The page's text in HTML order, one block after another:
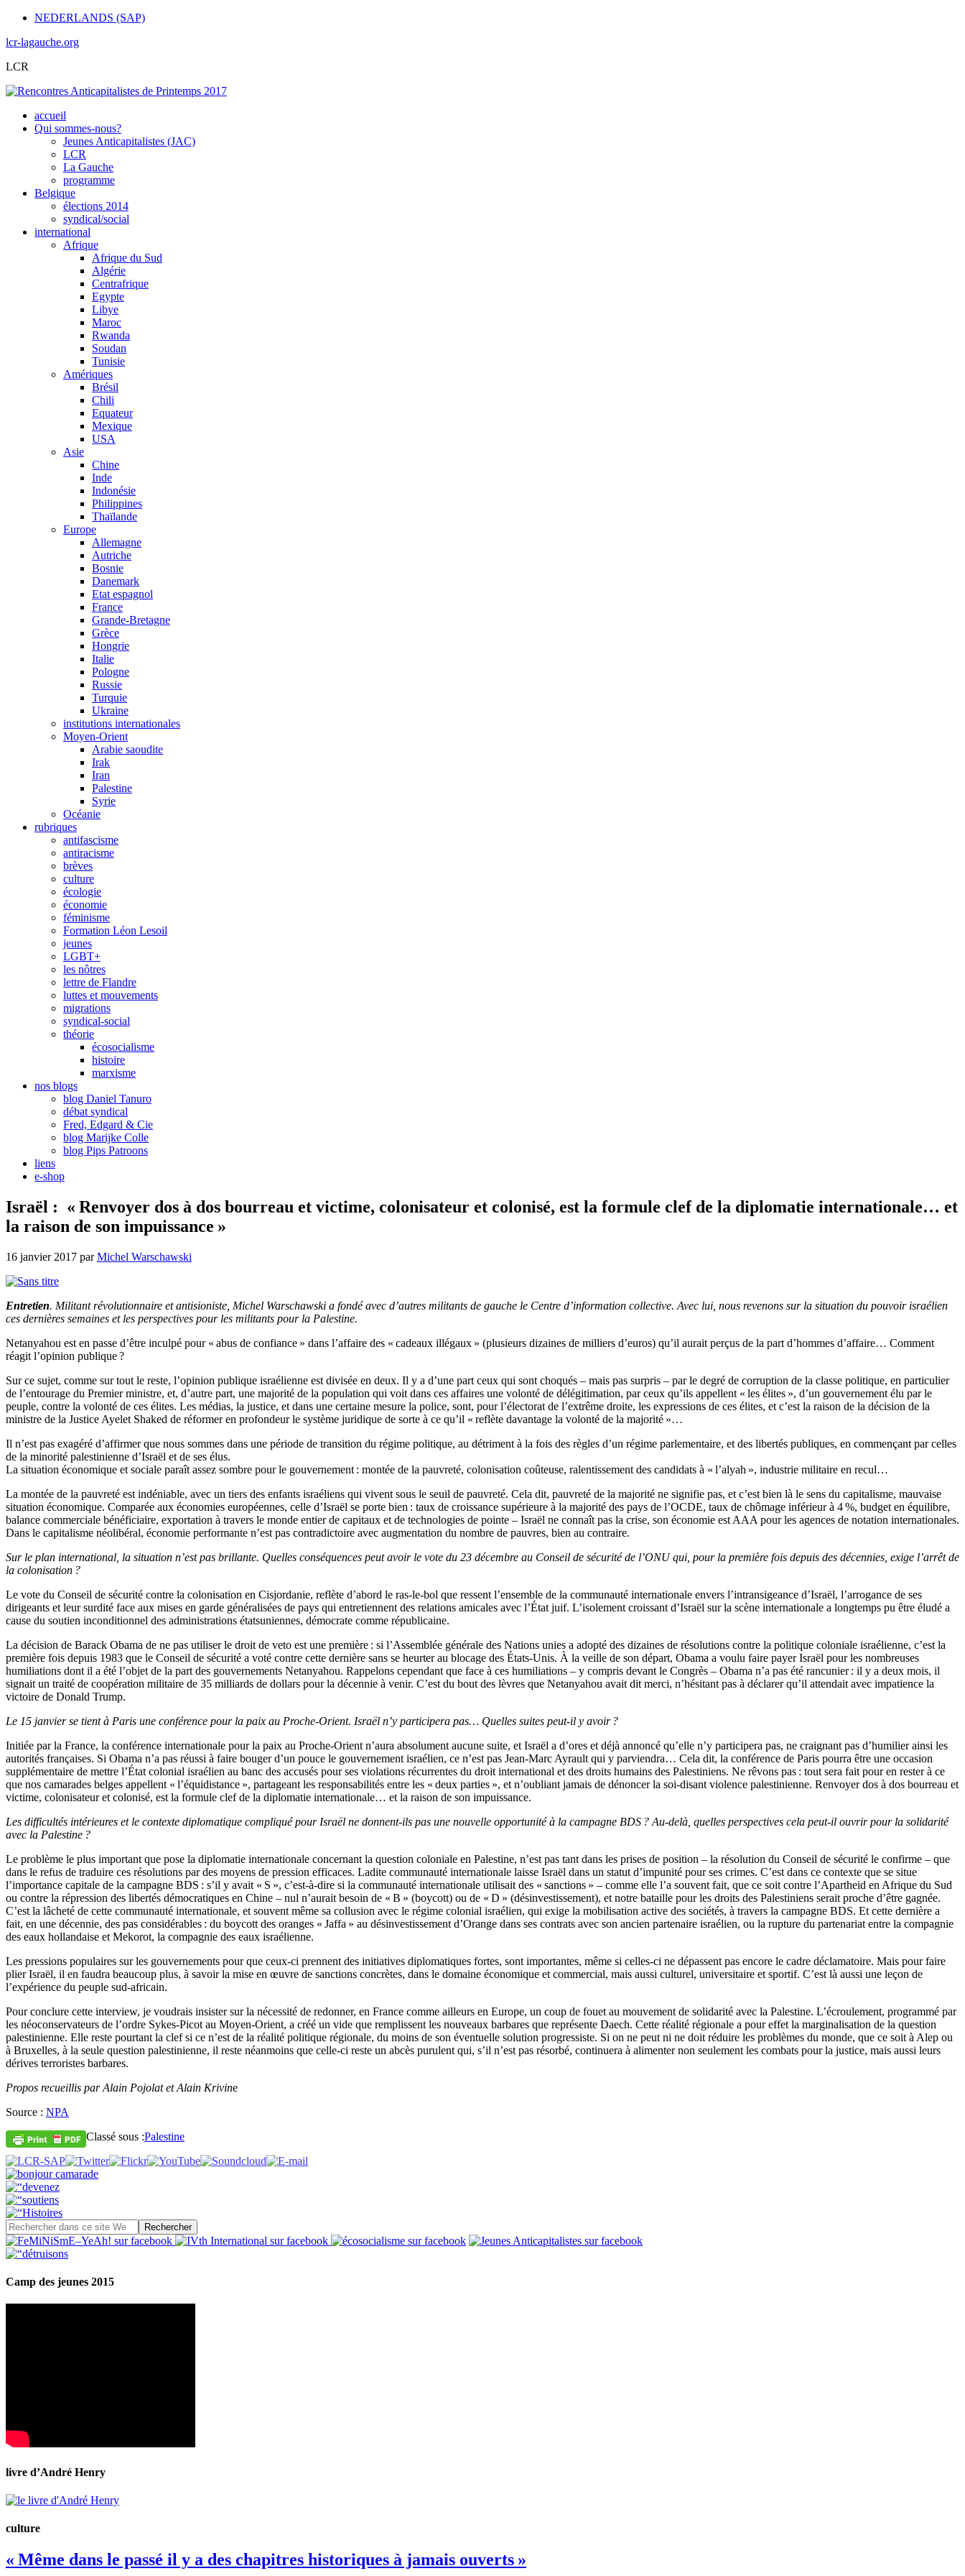
NEDERLANDS (SAP)
lcr-lagauche.org
LCR
accueil
Qui sommes-nous?
Jeunes Anticapitalistes (JAC)
LCR
La Gauche
programme
Belgique
élections 2014
syndical/social
international
Afrique
Afrique du Sud
Algérie
Centrafrique
Egypte
Libye
Maroc
Rwanda
Soudan
Tunisie
Amériques
Brésil
Chili
Equateur
Mexique
USA
Asie
Chine
Inde
Indonésie
Philippines
Thaïlande
Europe
Allemagne
Autriche
Bosnie
Danemark
Etat espagnol
France
Grande-Bretagne
Grèce
Hongrie
Italie
Pologne
Russie
Turquie
Ukraine
institutions internationales
Moyen-Orient
Arabie saoudite
Irak
Iran
Palestine
Syrie
Océanie
rubriques
antifascisme
antiracisme
brèves
culture
écologie
économie
féminisme
Formation Léon Lesoil
jeunes
LGBT+
les nôtres
lettre de Flandre
luttes et mouvements
migrations
syndical-social
théorie
écosocialisme
histoire
marxisme
nos blogs
blog Daniel Tanuro
débat syndical
Fred, Edgard & Cie
blog Marijke Colle
blog Pips Patroons
liens
e-shop
Israël : « Renvoyer dos à dos bourreau et victime, colonisateur et colonisé, est la formule clef de la diplomatie internationale… et
la raison de son impuissance »
16 janvier 2017 parMichel Warschawski
Entretien. Militant révolutionnaire et antisioniste, Michel Warschawski a fondé avec d’autres militants de gauche le Centre d’information collective. Avec lui, nous revenons sur la situation du pouvoir israélien
ces dernières semaines et les perspectives pour les militants pour la Palestine.
Netanyahou est en passe d’être inculpé pour « abus de confiance » dans l’affaire des « cadeaux illégaux » (plusieurs dizaines de milliers d’euros) qu’il aurait perçus de la part d’hommes d’affaire… Comment
réagit l’opinion publique ?
Sur ce sujet, comme sur tout le reste, l’opinion publique israélienne est divisée en deux. Il y a d’une part ceux qui sont choqués – mais pas surpris – par le degré de corruption de la classe politique, en particulier
de l’entourage du Premier ministre, et, d’autre part, une majorité de la population qui voit dans ces affaires une volonté de délégitimation, par ceux qu’ils appellent « les élites », d’un gouvernement élu par le
peuple, contre la volonté de ces élites. Les médias, la justice, et dans une certaine mesure la police, sont, pour l’électorat de l’extrême droite, les expressions de ces élites, et c’est la raison de la décision de la
ministre de la Justice Ayelet Shaked de réformer en profondeur le système juridique de sorte à ce qu’il « reflète davantage la volonté de la majorité »…
Il n’est pas exagéré d’affirmer que nous sommes dans une période de transition du régime politique, au détriment à la fois des règles d’un régime parlementaire, et des libertés publiques, en commençant par celles
de la minorité palestinienne d’Israël et de ses élus.
La situation économique et sociale paraît assez sombre pour le gouvernement : montée de la pauvreté, colonisation coûteuse, ralentissement des candidats à « l’alyah », industrie militaire en recul…
La montée de la pauvreté est indéniable, avec un tiers des enfants israéliens qui vivent sous le seuil de pauvreté. Cela dit, pauvreté de la majorité ne signifie pas, et c’est bien là le sens du capitalisme, mauvaise
situation économique. Comparée aux économies européennes, celle d’Israël se porte bien : taux de croissance supérieure à la majorité des pays de l’OCDE, taux de chômage inférieur à 4 %, budget en équilibre,
balance commerciale bénéficiaire, exportation à travers le monde entier de capitaux et de technologies de pointe – Israël ne connaît pas la crise, son économie est AAA pour les agences de notation internationales.
Dans le capitalisme néolibéral, économie performante n’est pas contradictoire avec augmentation du nombre de pauvres, bien au contraire.
Sur le plan international, la situation n’est pas brillante. Quelles conséquences peut avoir le vote du 23 décembre au Conseil de sécurité de l’ONU qui, pour la première fois depuis des décennies, exige l’arrêt de
la colonisation ?
Le vote du Conseil de sécurité contre la colonisation en Cisjordanie, reflète d’abord le ras-le-bol que ressent l’ensemble de la communauté internationale envers l’intransigeance d’Israël, l’arrogance de ses
dirigeants et leur surdité face aux mises en garde généralisées de pays qui entretiennent des relations amicales avec l’État juif. L’isolement croissant d’Israël sur la scène internationale a longtemps pu être éludé a
cause du soutien inconditionnel des administrations étatsuniennes, démocrate comme républicaine.
La décision de Barack Obama de ne pas utiliser le droit de veto est une première : si l’Assemblée générale des Nations unies a adopté des dizaines de résolutions contre la politique coloniale israélienne, c’est la
première fois depuis 1983 que le Conseil de sécurité a voté contre cette dernière sans se heurter au blocage des États-Unis. À la veille de son départ, Obama a voulu faire payer Israël pour les nombreuses
humiliations dont il a été l’objet de la part des gouvernements Netanyahou. Rappelons cependant que face à ces humiliations – y compris devant le Congrès – Obama n’a pas été rancunier : il y a deux mois, il
signait un traité de coopération militaire de 35 milliards de dollars pour la décennie à venir. C’est du bout des lèvres que Netanyahou avait dit merci, n’hésitant pas à déclarer qu’il attendait avec impatience la
victoire de Donald Trump.
Le 15 janvier se tient à Paris une conférence pour la paix au Proche-Orient. Israël n’y participera pas… Quelles suites peut-il y avoir ?
Initiée par la France, la conférence internationale pour la paix au Proche-Orient n’aura absolument aucune suite, et Israël a d’ores et déjà annoncé qu’elle n’y participera pas, ne craignant pas d’humilier ainsi les
autorités françaises. Si Obama n’a pas réussi à faire bouger d’un pouce le gouvernement israélien, ce n’est pas Jean-Marc Ayrault qui y parviendra… Cela dit, la conférence de Paris pourra être une occasion
supplémentaire de mettre l’État colonial israélien au banc des accusés pour ses violations récurrentes du droit international et des droits humains des Palestiniens. Ne rêvons pas : tout sera fait pour en rester à ce
que nos camarades belges appellent « l’équidistance », partageant les responsabilités entre les « deux parties », et n’oubliant jamais de dénoncer la soi-disant violence palestinienne. Renvoyer dos à dos bourreau et
victime, colonisateur et colonisé, est la formule clef de la diplomatie internationale… et la raison de son impuissance.
Les difficultés intérieures et le contexte diplomatique compliqué pour Israël ne donnent-ils pas une nouvelle opportunité à la campagne BDS ? Au-delà, quelles perspectives cela peut-il ouvrir pour la solidarité
avec la Palestine ?
Le problème le plus important que pose la diplomatie internationale concernant la question coloniale en Palestine, n’est pas tant dans les prises de position – la résolution du Conseil de sécurité le confirme – que
dans le refus de traduire ces résolutions par des moyens de pression efficaces. Ladite communauté internationale laisse Israël dans un statut d’impunité pour ses crimes. C’est dans ce contexte que se situe
l’importance capitale de la campagne BDS : s’il y avait « S », c’est-à-dire si la communauté internationale utilisait des « sanctions » – comme elle l’a souvent fait, que ce soit contre l’Apartheid en Afrique du Sud
ou contre la répression des libertés démocratiques en Chine – nul n’aurait besoin de « B » (boycott) ou de « D » (désinvestissement), et notre bataille pour les droits des Palestiniens serait proche d’être gagnée.
C’est la lâcheté de cette communauté internationale, et souvent même sa collusion avec le régime colonial israélien, qui exige la mobilisation active des sociétés, à travers la campagne BDS. Et cette dernière a
fait, en une décennie, des pas considérables : du boycott des oranges « Jaffa » au désinvestissement d’Orange dans ses contrats avec son ancien partenaire israélien, ou la rupture du partenariat entre la compagnie
des eaux hollandaise et Mekorot, la compagnie des eaux israélienne.
Les pressions populaires sur les gouvernements pour que ceux-ci prennent des initiatives diplomatiques fortes, sont importantes, même si celles-ci ne dépassent pas encore le cadre déclamatoire. Mais pour faire
plier Israël, il en faudra beaucoup plus, à savoir la mise en œuvre de sanctions concrètes, dans le domaine économique et commercial, mais aussi culturel, universitaire et sportif. C’est là aussi une leçon de
l’expérience du peuple sud-africain.
Pour conclure cette interview, je voudrais insister sur la nécessité de redonner, en France comme ailleurs en Europe, un coup de fouet au mouvement de solidarité avec la Palestine. L’écroulement, programmé par
les néoconservateurs de l’ordre Sykes-Picot au Moyen-Orient, a créé un vide que remplissent les nouveaux barbares que représente Daech. Cette réalité régionale a pour effet la marginalisation de la question
palestinienne. Elle reste pourtant la clef si ce n’est de la réalité politique régionale, du moins de son éventuelle solution progressiste. Si on ne peut ni ne doit réduire les problèmes du monde, que ce soit à Alep ou
à Bruxelles, à la seule question palestinienne, il reste néanmoins que celle-ci reste un abcès purulent qui, s’il n’est pas résorbé, continuera à alimenter non seulement les combats pour la justice, mais aussi leurs
dérives terroristes barbares.
Propos recueillis par Alain Pojolat et Alain Krivine
Source : NPA
Classé sous :Palestine
Camp des jeunes 2015
livre d’André Henry
culture
« Même dans le passé il y a des chapitres historiques à jamais ouverts »